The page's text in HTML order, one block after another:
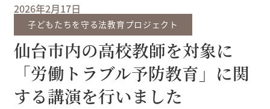
2026年2月17日
子どもたちを守る法教育プロジェクト
仙台市内の高校教師を対象に
「労働トラブル予防教育」に関
する講演を行いました